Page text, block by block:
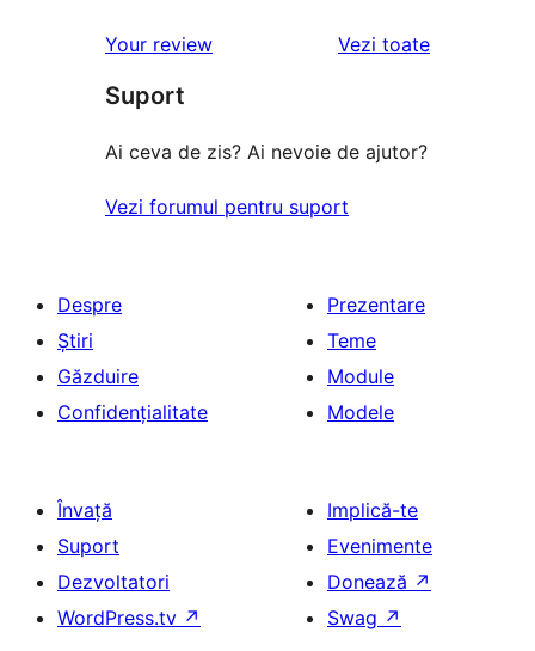
(stele)
recenzii
(stele)
–
recenzii
Your review Vezi toaterecenziile
Suport
Ai ceva de zis? Ai nevoie de ajutor?
Vezi forumul pentru suport
Despre
Știri
Găzduire
Confidențialitate
Prezentare
Teme
Module
Modele
Învață
Suport
Dezvoltatori
WordPress.tv ↗
Implică-te
Evenimente
Donează ↗
Swag ↗